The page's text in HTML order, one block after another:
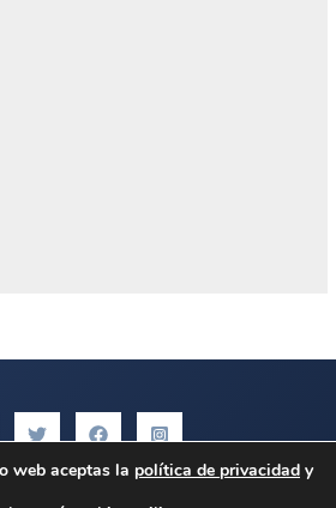
de privacidad Política de cookies
web aceptas la política de privacidad y